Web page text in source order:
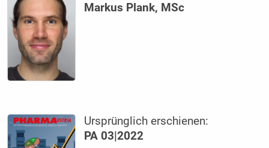
Markus Plank, MSc
Ursprünglich erschienen:
PA 03|2022